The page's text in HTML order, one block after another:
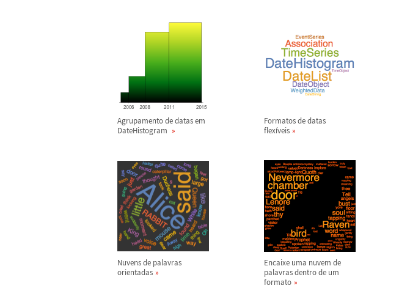
Agrupamento de datas em
DateHistogram
Formatos de datas
flexíveis
Nuvens de palavras
orientadas
Encaixe uma nuvem de
palavras dentro de um
formato